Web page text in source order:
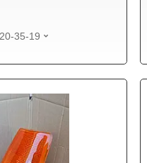
35-19